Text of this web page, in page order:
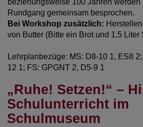
Rundgang gemeinsam besprochen.
Bei Workshop zusätzlich:
von Butter (Bitte ein Brot und 1,5 Liter
Lehrplanbezüge: MS: D8-10 1, ES8
12 1; FS: GPGNT 2, D5-9 1
„Ruhe! Setzen!“ –
Schulunterricht im
Schulmuseum